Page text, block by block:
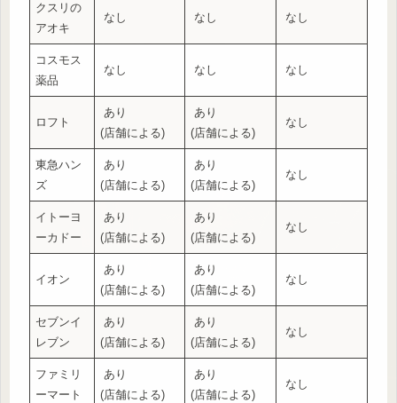
クスリの
アオキ
なし なし なし
コスモス
薬品
なし なし なし
ロフト
あり
(店舗による)
あり
(店舗による)
なし
東急ハン
ズ
あり
(店舗による)
あり
(店舗による)
なし
イトーヨ
ーカドー
あり
(店舗による)
あり
(店舗による)
なし
イオン
あり
(店舗による)
あり
(店舗による)
なし
セブンイ
レブン
あり
(店舗による)
あり
(店舗による)
なし
ファミリ
ーマート
あり
(店舗による)
あり
(店舗による)
なし